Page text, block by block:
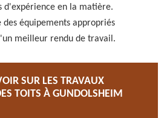
d'expérience en la matière.
des équipements appropriés
meilleur rendu de travail.
SUR LES TRAVAUX
TOITS À GUNDOLSHEIM